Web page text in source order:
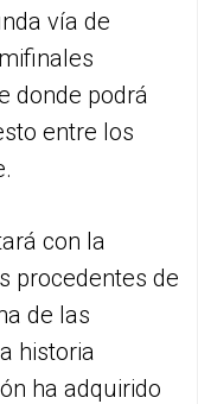
vía de
donde podrá
entre los
con la
procedentes de
de las
historia
ha adquirido